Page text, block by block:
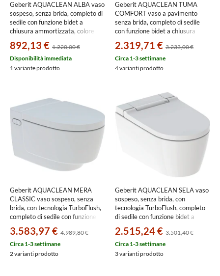
Geberit AQUACLEAN ALBA vaso
sospeso, senza brida, completo di
sedile con funzione bidet a
chiusura ammortizzata, colore
146.350.01.1
892,13 € 1.220,00 €
Disponibilità immediata
1 variante prodotto
Geberit AQUACLEAN TUMA
COMFORT vaso a pavimento
senza brida, completo di sedile
con funzione bidet a chiusura
cover colore bianco finitura vetro
lucido 146.310.SI.1
2.319,71 € 3.233,00 €
Circa 1-3 settimane
4 varianti prodotto
Geberit AQUACLEAN MERA
CLASSIC vaso sospeso, senza
brida, con tecnologia TurboFlush,
completo di sedile con funzione
colore bianco finitura lucido
146.200.11.1
3.583,97 € 4.989,80 €
Circa 1-3 settimane
2 varianti prodotto
Geberit AQUACLEAN SELA vaso
sospeso, senza brida, con
tecnologia TurboFlush, completo
di sedile con funzione bidet a
cover colore bianco finitura lucido
146.220.11.1
2.515,24 € 3.501,40 €
Circa 1-3 settimane
3 varianti prodotto